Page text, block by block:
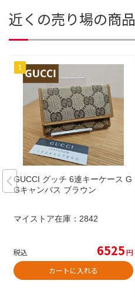
近くの売り場の商品
GUCCI グッチ 6連キーケース G
Gキャンバス ブラウン
マイストア在庫： 2842
税込 6525円
カートに入れる